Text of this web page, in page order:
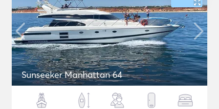
Sunseeker Manhattan 64